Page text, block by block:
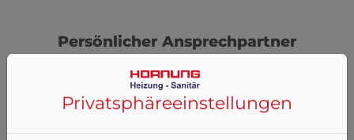
Persönlicher Ansprechpartner
Privatsphäre­einstellungen